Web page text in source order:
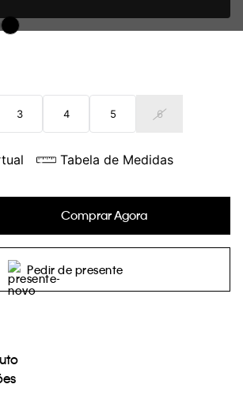
Quando você visita nosso site,
como sua solicitação específica para
de comprar um item em nossa
link.
3 4 5 6
Tabela de Medidas
Comprar Agora
Pedir de presente